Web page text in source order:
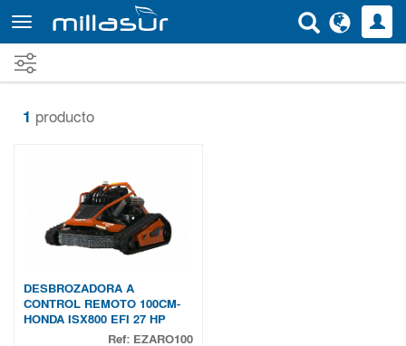
contenido
principal
1 producto
DESBROZADORA A
CONTROL REMOTO 100CM-
HONDA ISX800 EFI 27 HP
Ref: EZARO100